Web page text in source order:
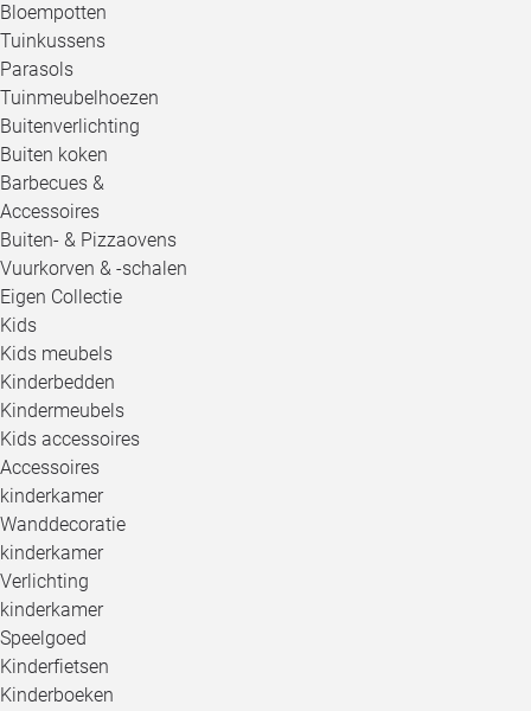
Bloempotten
Tuinkussens
Parasols
Tuinmeubelhoezen
Buitenverlichting
Buiten koken
Barbecues &
Accessoires
Buiten- & Pizzaovens
Vuurkorven & -schalen
Eigen Collectie
Kids
Kids meubels
Kinderbedden
Kindermeubels
Kids accessoires
Accessoires
kinderkamer
Wanddecoratie
kinderkamer
Verlichting
kinderkamer
Speelgoed
Kinderfietsen
Kinderboeken